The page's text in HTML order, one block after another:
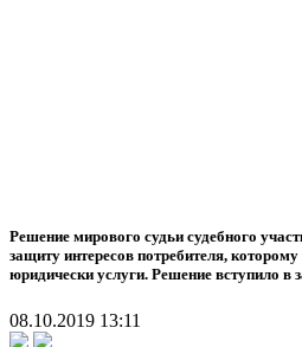
Решение мирового судьи судебного
защиту интересов потребителя,
юридически услуги. Решение вступило в
08.10.2019 13:11